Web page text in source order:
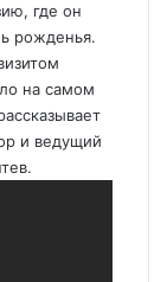
где он
рожденья.
на самом
и ведущий